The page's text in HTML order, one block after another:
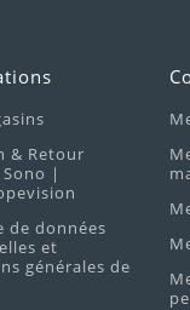
& Retour
|
de données
et
générales de